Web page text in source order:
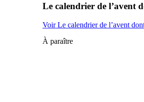
Le calendrier de l’avent
Voir Le calendrier de l’avent
À paraître